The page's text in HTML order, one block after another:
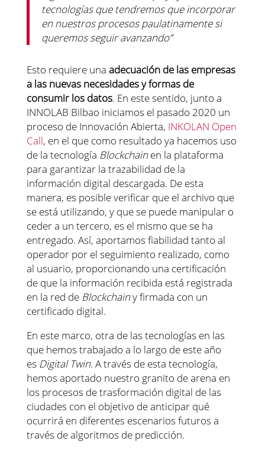
tecnologías que tendremos que incorporar
en nuestros procesos paulatinamente si
queremos seguir avanzando”
Esto requiere una adecuación de las empresas
a las nuevas necesidades y formas de
consumir los datos. En este sentido, junto a
INNOLAB Bilbao iniciamos el pasado 2020 un
proceso de Innovación Abierta, INKOLAN Open
Call, en el que como resultado ya hacemos uso
de la tecnología Blockchainen la plataforma
para garantizar la trazabilidad de la
información digital descargada. De esta
manera, es posible verificar que el archivo que
se está utilizando, y que se puede manipular o
ceder a un tercero, es el mismo que se ha
entregado. Así, aportamos fiabilidad tanto al
operador por el seguimiento realizado, como
al usuario, proporcionando una certificación
de que la información recibida está registrada
en la red de Blockchainy firmada con un
certificado digital.
En este marco, otra de las tecnologías en las
que hemos trabajado a lo largo de este año
es Digital Twin. A través de esta tecnología,
hemos aportado nuestro granito de arena en
los procesos de trasformación digital de las
ciudades con el objetivo de anticipar qué
ocurrirá en diferentes escenarios futuros a
través de algoritmos de predicción.